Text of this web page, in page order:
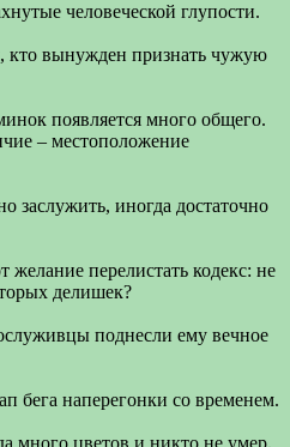
человеческой глупости.
вынужден признать чужую
появляется много общего.
– местоположение
заслужить, иногда достаточно
перелистать кодекс: не
делишек?
поднесли ему вечное
бега наперегонки со временем.
много цветов и никто не умер.